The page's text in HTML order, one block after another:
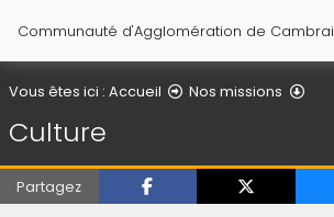
Communauté d'Agglomération de Cambrai
Vous êtes ici : Accueil Nos missions
Culture
Partagez